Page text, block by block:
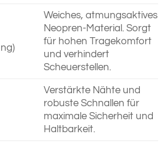
Weiches, atmungsaktives
Neopren-Material. Sorgt
für hohen Tragekomfort
und verhindert
Scheuerstellen.
Verstärkte Nähte und
robuste Schnallen für
maximale Sicherheit und
Haltbarkeit.